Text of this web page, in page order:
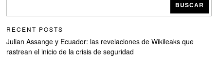
BUSCAR
RECENT POSTS
Julian Assange y Ecuador: las revelaciones de Wikileaks que
rastrean el inicio de la crisis de seguridad